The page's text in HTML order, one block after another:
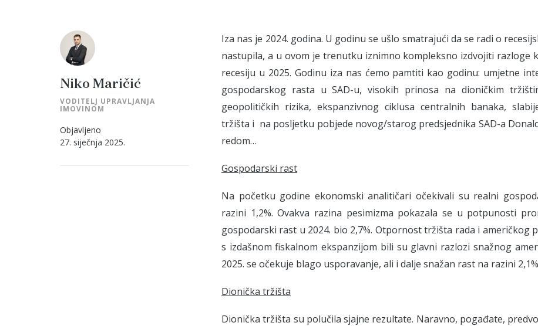
Iza nas je 2024. godina. U godinu se ušlo smatrajući da se radi o
nastupila, a u ovom je trenutku iznimno kompleksno izdvojiti razloge
recesiju u 2025. Godinu iza nas ćemo pamtiti kao godinu: umjetne
gospodarskog rasta u SAD-u, visokih prinosa na dioničkim
geopolitičkih rizika, ekspanzivnog ciklusa centralnih banaka,
tržišta i na posljetku pobjede novog/starog predsjednika SAD-a
redom…
Gospodarski rast
Na početku godine ekonomski analitičari očekivali su realni
razini 1,2%. Ovakva razina pesimizma pokazala se u potpunosti
gospodarski rast u 2024. bio 2,7%. Otpornost tržišta rada i američkog
s izdašnom fiskalnom ekspanzijom bili su glavni razlozi snažnog
2025. se očekuje blago usporavanje, ali i dalje snažan rast na razini
Dionička tržišta
Dionička tržišta su polučila sjajne rezultate. Naravno, pogađate,
Niko Maričić
VODITELJ UPRAVLJANJA
IMOVINOM
Objavljeno
27. siječnja 2025.